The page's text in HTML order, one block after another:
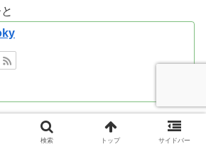
クラブ/イベント
ゲイイベント
検索 トップ サイドバー